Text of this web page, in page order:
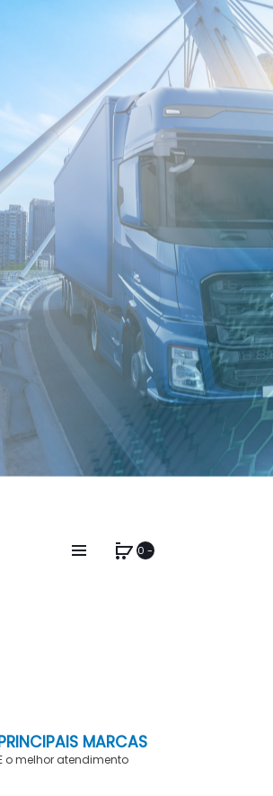
0 -
MARCAS
o melhor atendimento